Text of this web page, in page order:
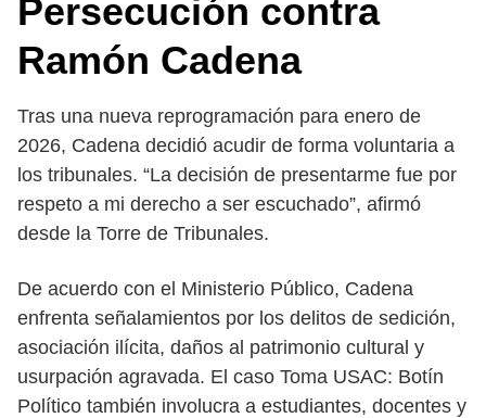
Persecución contra
Ramón Cadena
Tras una nueva reprogramación para enero de
2026, Cadena decidió acudir de forma voluntaria a
los tribunales. “La decisión de presentarme fue por
respeto a mi derecho a ser escuchado”, afirmó
desde la Torre de Tribunales.
De acuerdo con el Ministerio Público, Cadena
enfrenta señalamientos por los delitos de sedición,
asociación ilícita, daños al patrimonio cultural y
usurpación agravada. El caso Toma USAC: Botín
Político también involucra a estudiantes, docentes y